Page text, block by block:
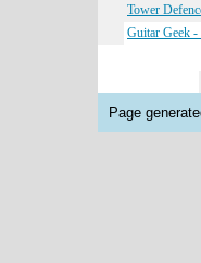
Tower
Guitar Geek
Page